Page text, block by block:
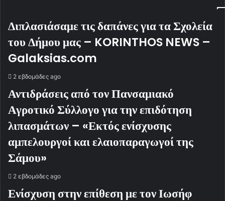
Διπλασιάσαμε τις δαπάνες για τα Σχολεία
του Δήμου μας – KORINTHOS NEWS –
Galaksias.com
2 εβδομάδες ago
Αντιδράσεις από τον Πανσαμιακό
Αγροτικό Σύλλογο για την επιδότηση
λιπασμάτων – «Εκτός ενίσχυσης
αμπελουργοί και ελαιοπαραγωγοί της
Σάμου»
2 εβδομάδες ago
Ενίσχυση στην επίθεση με τον Ιωσήφ